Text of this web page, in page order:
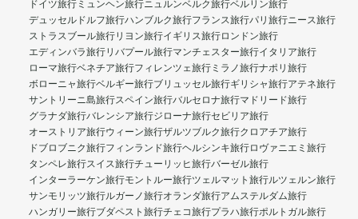
ドイツ旅行 ミュンヘン旅行ニュルンベルク旅行ベルリン旅行
デュッセルドルフ旅行ハンブルク旅行フランス旅行パリ旅行ニース旅行
ストラスブール旅行リヨン旅行イギリス旅行ロンドン旅行
エディンバラ旅行リバプール旅行マンチェスター旅行イタリア旅行
ローマ旅行ベネチア旅行フィレンツェ旅行 ミラノ旅行ナポリ旅行
ボローニャ旅行ベルギー旅行ブリュッセル旅行ギリシャ旅行アテネ旅行
サントリーニ島旅行スペイン旅行バルセロナ旅行マドリード旅行
グラナダ旅行バレンシア旅行ジローナ旅行セビリア旅行
オーストリア旅行ウィーン旅行ザルツブルク旅行クロアチア旅行
ドブロブニク旅行フィンランド旅行ヘルシンキ旅行ロヴァニエミ旅行
タンペレ旅行スイス旅行チューリッヒ旅行バーゼル旅行
インターラーケン旅行モントルー旅行ツェルマット旅行ルツェルン旅行
サンモリッツ旅行ルガーノ旅行オランダ旅行アムステルダム旅行
ハンガリー旅行ブダペスト旅行チェコ旅行プラハ旅行ポルトガル旅行